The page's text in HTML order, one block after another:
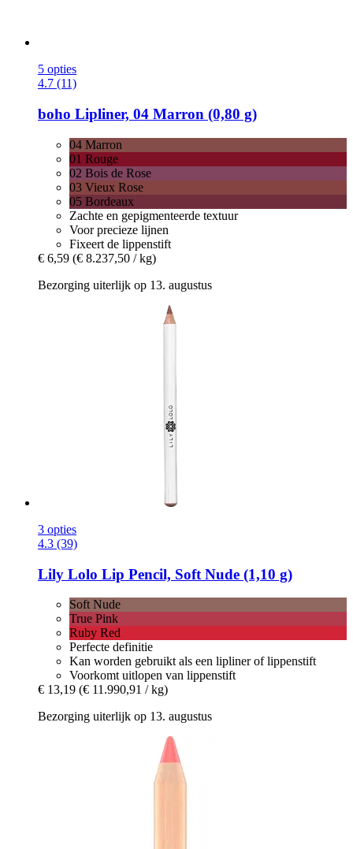
5 opties
4.7 (11)
boho Lipliner, 04 Marron (0,80 g)
04 Marron
01 Rouge
02 Bois de Rose
03 Vieux Rose
05 Bordeaux
Zachte en gepigmenteerde textuur
Voor precieze lijnen
Fixeert de lippenstift
€ 6,59 (€ 8.237,50 / kg)
Bezorging uiterlijk op 13. augustus
3 opties
4.3 (39)
Lily Lolo Lip Pencil, Soft Nude (1,10 g)
Soft Nude
True Pink
Ruby Red
Perfecte definitie
Kan worden gebruikt als een lipliner of lippenstift
Voorkomt uitlopen van lippenstift
€ 13,19 (€ 11.990,91 / kg)
Bezorging uiterlijk op 13. augustus